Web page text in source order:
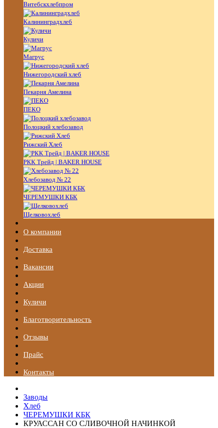
Витебскхлебпром
Калининградхлеб
Куличи
Магрус
Нижегородский хлеб
Пекарня Амелина
ПЕКО
Полоцкий хлебозавод
Рижский Хлеб
РКК Трейд | BAKER HOUSE
Хлебозавод № 22
ЧЕРЕМУШКИ КБК
Щелковохлеб
О компании
Доставка
Вакансии
Акции
Куличи
Благотворительность
Отзывы
Прайс
Контакты
Заводы
Хлеб
ЧЕРЕМУШКИ КБК
КРУАССАН СО СЛИВОЧНОЙ НАЧИНКОЙ